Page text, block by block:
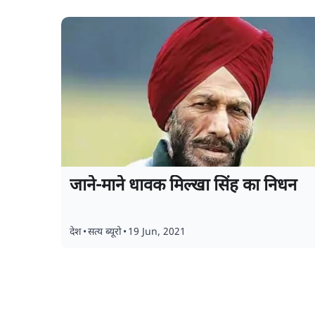
जाने-माने धावक मिल्खा सिंह का निधन
देश•सत्य ब्यूरो• 19 Jun, 2021